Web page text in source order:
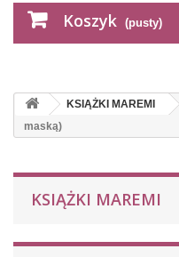
Koszyk (pusty)
KSIĄŻKI MAREMI
maską)
KSIĄŻKI MAREMI